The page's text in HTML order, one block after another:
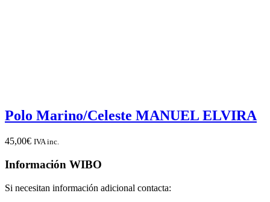
Polo Marino/Celeste MANUEL ELVIRA
45,00€ IVA inc.
Información WIBO
Si necesitan información adicional contacta: